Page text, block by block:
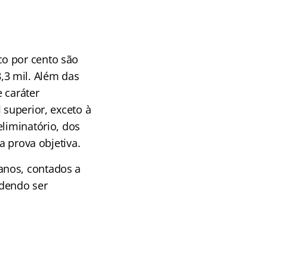
por cento são
mil. Além das
caráter
exceto à
dos
prova objetiva.
contados a
ser